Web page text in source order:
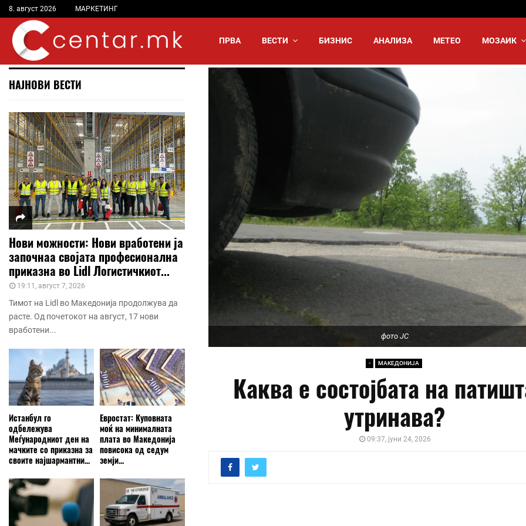
8. август 2026 МАРКЕТИНГ
ПРВА ВЕСТИ БИЗНИС АНАЛИЗА МЕТЕО МОЗАИК
фото ЈС
- МАКЕДОНИЈА
Каква е состојбата на
утринава?
09:37, јуни 24, 2026
НАЈНОВИ ВЕСТИ
Нови можности: Нови вработени ја
започнаа својата професионална
приказна во Lidl Логистичкиот...
19:11, август 7, 2026
Тимот на Lidl во Македонија продолжува да
расте. Од почетокот на август, 17 нови
вработени...
Истанбул го
одбележува
Меѓународниот ден на
мачките со приказна за
своите најшармантни...
Евростат: Куповната
моќ на минималната
плата во Македонија
повисока од седум
земји...